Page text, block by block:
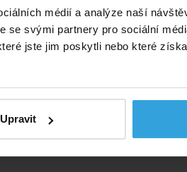
médií a analýze naší
svými partnery pro sociální
jste jim poskytli nebo které
Upravit